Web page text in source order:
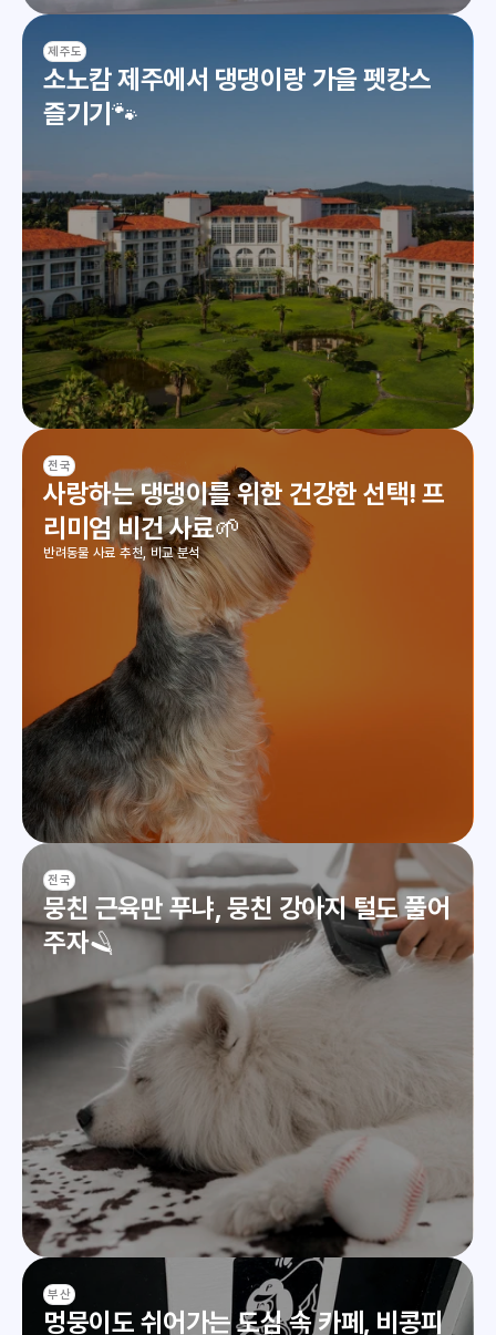
제주도
소노캄 제주에서 댕댕이랑 가을 펫캉스
즐기기🐾
전국
사랑하는 댕댕이를 위한 건강한 선택! 프
리미엄 비건 사료🌱
반려동물 사료 추천, 비교 분석
전국
뭉친 근육만 푸냐, 뭉친 강아지 털도 풀어
주자🪒
부산
멍뭉이도 쉬어가는 도심 속 카페, 비콩피